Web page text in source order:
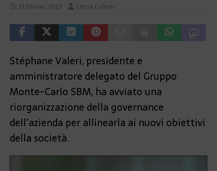
21 février 2023 Cinzia Colman
Stéphane Valeri, presidente e
amministratore delegato del Gruppo
Monte-Carlo SBM, ha avviato una
riorganizzazione della governance
dell’azienda per allinearla ai nuovi obiettivi
della società.